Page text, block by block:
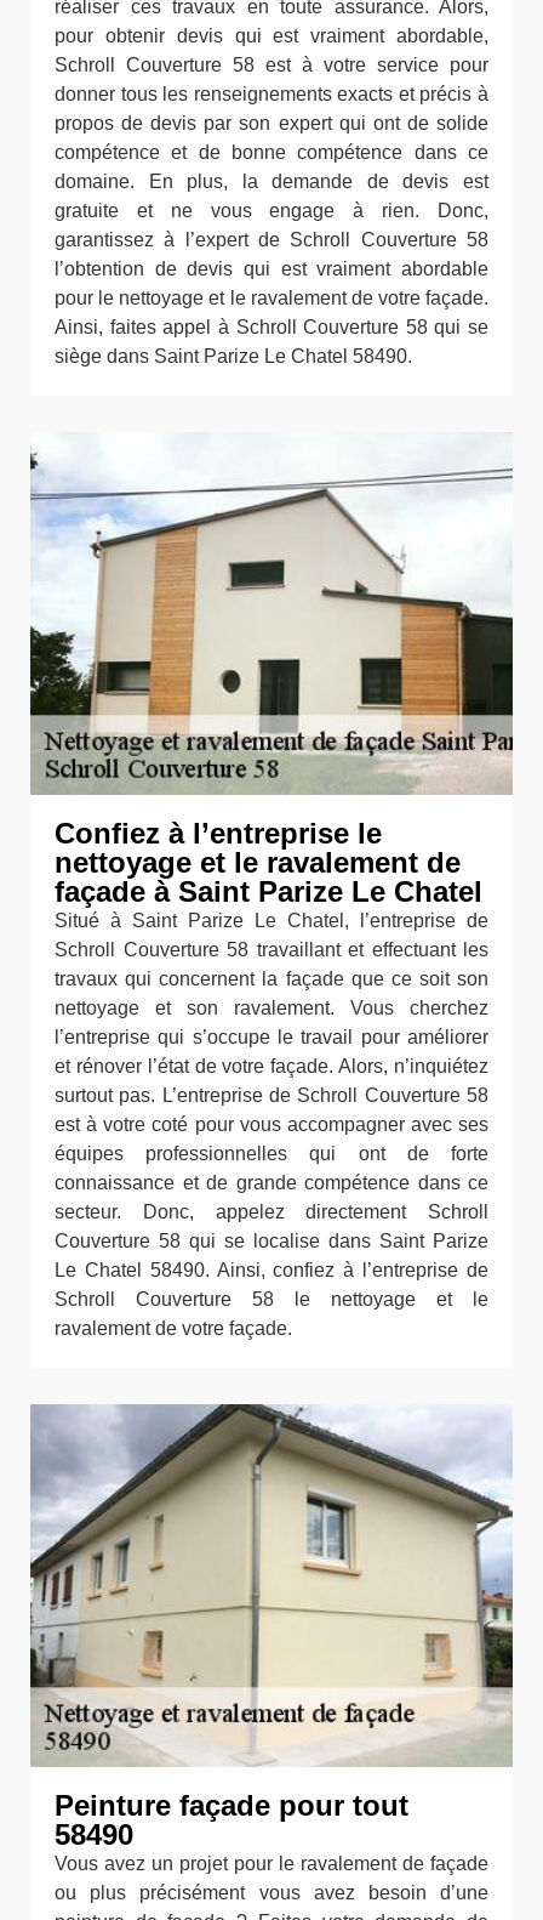
réaliser ces travaux en toute assurance. Alors,
pour obtenir devis qui est vraiment abordable,
Schroll Couverture 58 est à votre service pour
donner tous les renseignements exacts et précis à
propos de devis par son expert qui ont de solide
compétence et de bonne compétence dans ce
domaine. En plus, la demande de devis est
gratuite et ne vous engage à rien. Donc,
garantissez à l’expert de Schroll Couverture 58
l’obtention de devis qui est vraiment abordable
pour le nettoyage et le ravalement de votre façade.
Ainsi, faites appel à Schroll Couverture 58 qui se
siège dans Saint Parize Le Chatel 58490.
Confiez à l’entreprise le
nettoyage et le ravalement de
façade à Saint Parize Le Chatel
Situé à Saint Parize Le Chatel, l’entreprise de
Schroll Couverture 58 travaillant et effectuant les
travaux qui concernent la façade que ce soit son
nettoyage et son ravalement. Vous cherchez
l’entreprise qui s’occupe le travail pour améliorer
et rénover l’état de votre façade. Alors, n’inquiétez
surtout pas. L’entreprise de Schroll Couverture 58
est à votre coté pour vous accompagner avec ses
équipes professionnelles qui ont de forte
connaissance et de grande compétence dans ce
secteur. Donc, appelez directement Schroll
Couverture 58 qui se localise dans Saint Parize
Le Chatel 58490. Ainsi, confiez à l’entreprise de
Schroll Couverture 58 le nettoyage et le
ravalement de votre façade.
Peinture façade pour tout
58490
Vous avez un projet pour le ravalement de façade
ou plus précisément vous avez besoin d’une